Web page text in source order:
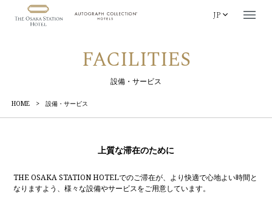
JP
FACILITIES
設備・サービス
HOME > 設備・サービス
上質な滞在のために
THE OSAKA STATION HOTELでのご滞在が、より快適で心地よい時間と
なりますよう、様々な設備やサービスをご用意しています。